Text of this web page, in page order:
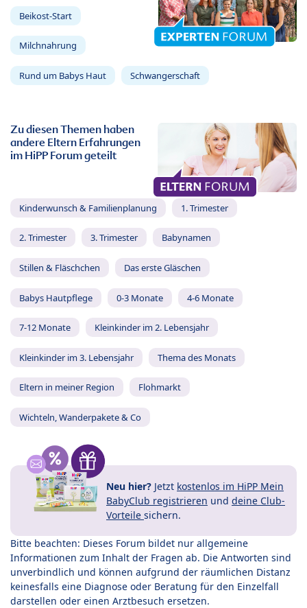
Beikost-Start
Milchnahrung
Rund um Babys Haut Schwangerschaft
Zu diesen Themen haben
andere Eltern Erfahrungen
im HiPP Forum geteilt
Kinderwunsch & Familienplanung 1. Trimester
2. Trimester 3. Trimester Babynamen
Stillen & Fläschchen Das erste Gläschen
Babys Hautpflege 0-3 Monate 4-6 Monate
7-12 Monate Kleinkinder im 2. Lebensjahr
Kleinkinder im 3. Lebensjahr Thema des Monats
Eltern in meiner Region Flohmarkt
Wichteln, Wanderpakete & Co
Neu hier? Jetzt kostenlos im HiPP Mein
BabyClub registrieren und deine Club-
Vorteile sichern.
Bitte beachten: Dieses Forum bildet nur allgemeine
Informationen zum Inhalt der Fragen ab. Die Antworten sind
unverbindlich und können aufgrund der räumlichen Distanz
keinesfalls eine Diagnose oder Beratung für den Einzelfall
darstellen oder einen Arztbesuch ersetzen.